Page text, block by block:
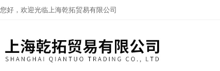
您好，欢迎光临上海乾拓贸易有限公司